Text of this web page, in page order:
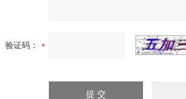
验证码：